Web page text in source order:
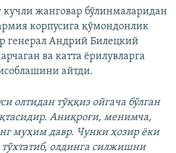
кучли жанговар бўлинмаларидан
корпусига қўмондонлик
генерал Андрий Билецкий
ва катта ёрилувларга
айтди.
олтидан тўққиз ойгача бўлган
Аниқроғи, менимча,
муҳим давр. Чунки ҳозир ёки
тўхтатиб, олдинга силжишни